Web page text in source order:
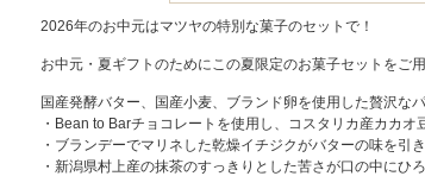
2026年のお中元はマツヤの特別な菓子のセットで！
お中元・夏ギフトのためにこの夏限定のお菓子セットをご用
国産発酵バター、国産小麦、ブランド卵を使用した贅沢な
・Bean to Barチョコレートを使用し、コスタリカ産カカオ
・ブランデーでマリネした乾燥イチジクがバターの味を引
・新潟県村上産の抹茶のすっきりとした苦さが口の中にひ